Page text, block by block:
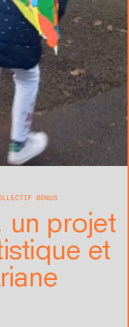
BONUS
un projet
et